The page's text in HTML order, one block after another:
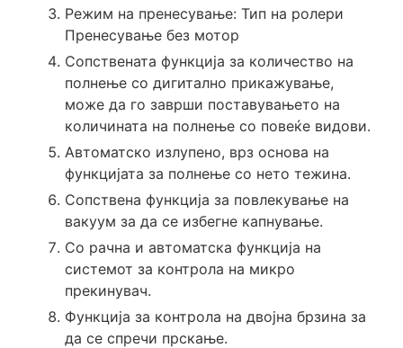
Режим на пренесување: Тип на ролери
Пренесување без мотор
Сопствената функција за количество на
полнење со дигитално прикажување,
може да го заврши поставувањето на
количината на полнење со повеќе видови.
Автоматско излупено, врз основа на
функцијата за полнење со нето тежина.
Сопствена функција за повлекување на
вакуум за да се избегне капнување.
Со рачна и автоматска функција на
системот за контрола на микро
прекинувач.
Функција за контрола на двојна брзина за
да се спречи прскање.